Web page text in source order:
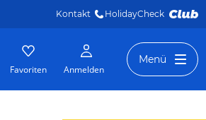
Kontakt HolidayCheck
Favoriten Anmelden
Menü